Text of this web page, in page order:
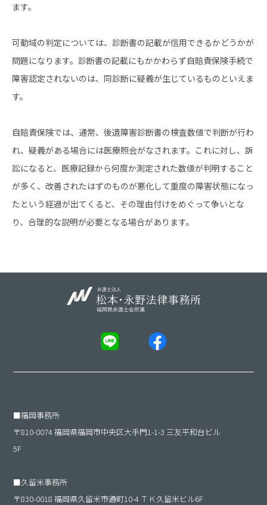
ます。
可動域の判定については、診断書の記載が信用できるかどうかが
問題になります。診断書の記載にもかかわらず自賠責保険手続で
障害認定されないのは、同診断に疑義が生じているものといえま
す。
自賠責保険では、通常、後遺障害診断書の検査数値で判断が行わ
れ、疑義がある場合には医療照会がなされます。これに対し、訴
訟になると、医療記録から何度か測定された数値が判明すること
が多く、改善されたはずのものが悪化して重度の障害状態になっ
たという経過が出てくると、その理由付けをめぐって争いとな
り、合理的な説明が必要となる場合があります。
■福岡事務所
〒810-0074 福岡県福岡市中央区大手門1-1-3 三友平和台ビル
5F
■久留米事務所
〒830-0018 福岡県久留米市通町10-4 ＴＫ久留米ビル6F